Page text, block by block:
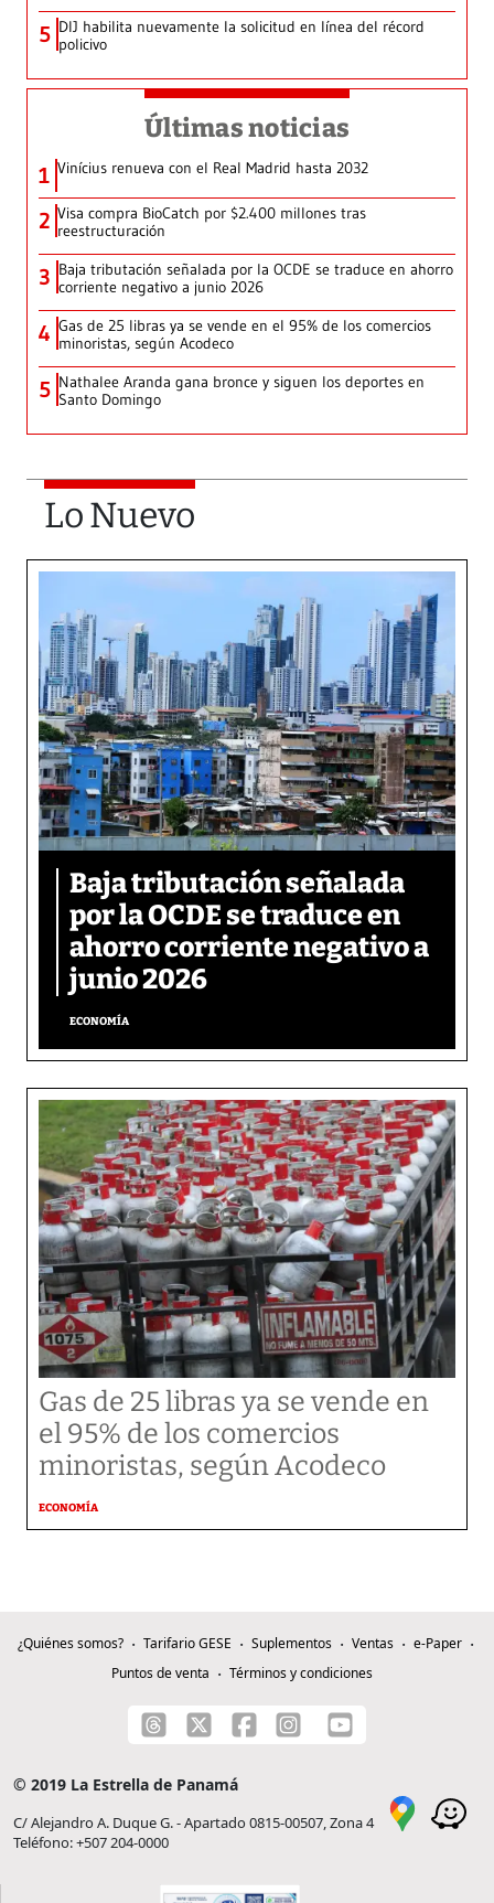
5 DIJ habilita nuevamente la solicitud en línea del récord
policivo
Últimas noticias
1 Vinícius renueva con el Real Madrid hasta 2032
2 Visa compra BioCatch por $2.400 millones tras
reestructuración
3 Baja tributación señalada por la OCDE se traduce en ahorro
corriente negativo a junio 2026
4 Gas de 25 libras ya se vende en el 95% de los comercios
minoristas, según Acodeco
5 Nathalee Aranda gana bronce y siguen los deportes en
Santo Domingo
Lo Nuevo
Baja tributación señalada
por la OCDE se traduce en
ahorro corriente negativo a
junio 2026
ECONOMÍA
Gas de 25 libras ya se vende en
el 95% de los comercios
minoristas, según Acodeco
ECONOMÍA
¿Quiénes somos? Tarifario GESE Suplementos Ventas
e-Paper
Puntos de venta
Términos y condiciones
© 2019 La Estrella de Panamá
C/ Alejandro A. Duque G. - Apartado 0815-00507, Zona 4
Teléfono: +507 204-0000